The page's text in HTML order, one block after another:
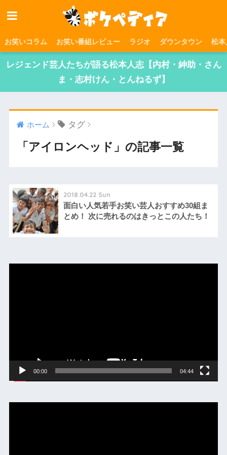
お笑いコラム お笑い番組レビュー ラジオ ダウンタウン 松本
レジェンド芸人たちが語る松本人志【内村・紳助・さん
ま・志村けん・とんねるず】
ホーム タグ
「アイロンヘッド」の記事一覧
2018.04.22 Sun
面白い人気若手お笑い芸人おすすめ30組ま
とめ！ 次に売れるのはきっとこの人たち！
ー
00:00 04:44